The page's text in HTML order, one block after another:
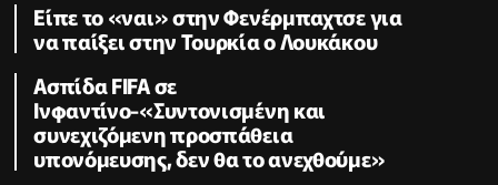
Είπε το «ναι» στην Φενέρμπαχτσε για
να παίξει στην Τουρκία ο Λουκάκου
Ασπίδα FIFA σε
Ινφαντίνο-«Συντονισμένη και
συνεχιζόμενη προσπάθεια
υπονόμευσης, δεν θα το ανεχθούμε»